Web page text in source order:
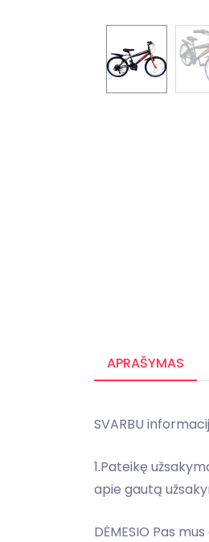
APRAŠYMAS
SVARBU
1.Pateikę
apie gautą
DĖMESIO Pas